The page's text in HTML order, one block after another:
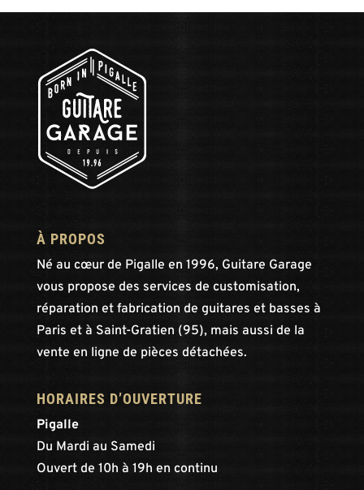
À PROPOS
Né au cœur de Pigalle en 1996, Guitare Garage
vous propose des services de customisation,
réparation et fabrication de guitares et basses à
Paris et à Saint-Gratien (95), mais aussi de la
vente en ligne de pièces détachées.
HORAIRES D’OUVERTURE
Pigalle
Du Mardi au Samedi
Ouvert de 10h à 19h en continu